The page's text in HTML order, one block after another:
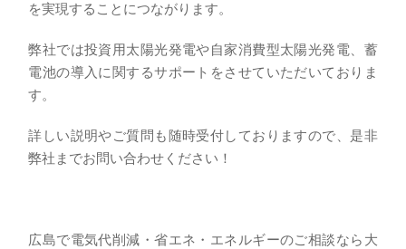
を実現することにつながります。
弊社では投資用太陽光発電や自家消費型太陽光発電、蓄
電池の導入に関するサポートをさせていただいておりま
す。
詳しい説明やご質問も随時受付しておりますので、是非
弊社までお問い合わせください！
広島で電気代削減・省エネ・エネルギーのご相談なら大